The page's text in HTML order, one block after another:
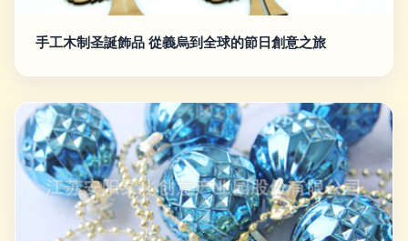
手工木制圣誕飾品 從義烏到全球的節日創意之旅